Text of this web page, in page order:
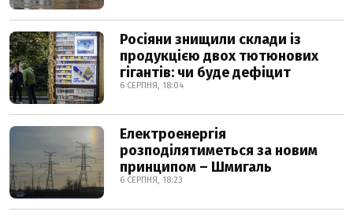
Росіяни знищили склади із
продукцією двох тютюнових
гігантів: чи буде дефіцит
6 СЕРПНЯ, 18:04
Електроенергія
розподілятиметься за новим
принципом – Шмигаль
6 СЕРПНЯ, 18:23